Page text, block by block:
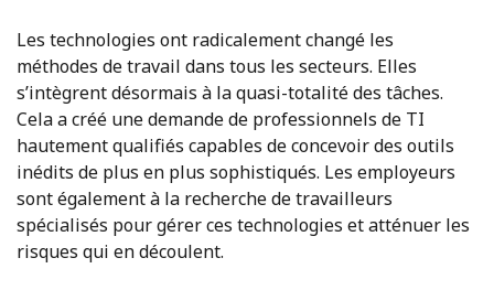
Les technologies ont radicalement changé les
méthodes de travail dans tous les secteurs. Elles
s’intègrent désormais à la quasi-totalité des tâches.
Cela a créé une demande de professionnels de TI
hautement qualifiés capables de concevoir des outils
inédits de plus en plus sophistiqués. Les employeurs
sont également à la recherche de travailleurs
spécialisés pour gérer ces technologies et atténuer les
risques qui en découlent.